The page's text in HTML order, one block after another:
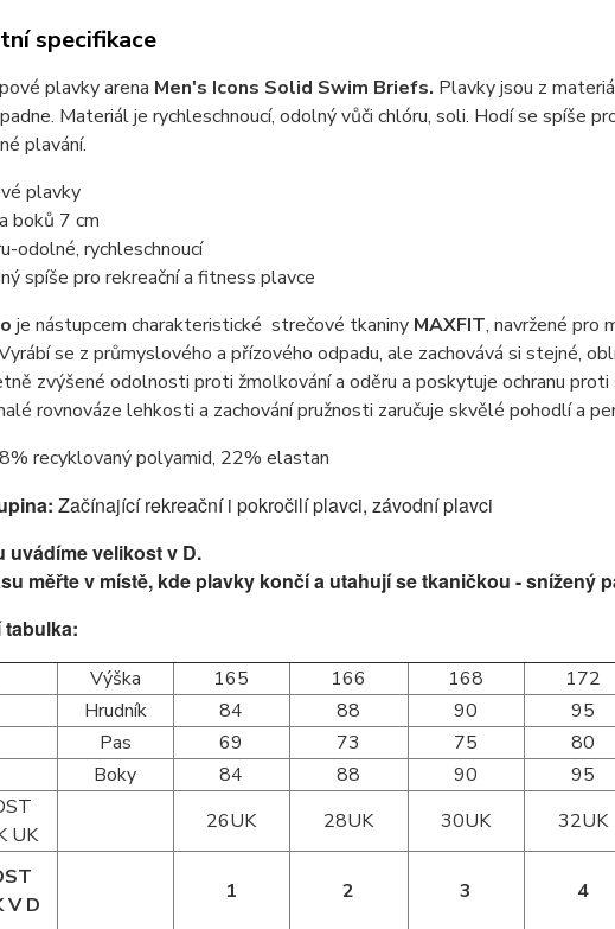
specifikace
plavky arena Men's Icons Solid Swim Briefs. Plavky jsou z
Materiál je rychleschnoucí, odolný vůči chlóru, soli. Hodí se spíše
plavání.
plavky
boků 7 cm
odolné, rychleschnoucí
spíše pro rekreační a fitness plavce
je nástupcem charakteristické strečové tkaniny MAXFIT, navržené pro
se z průmyslového a přízového odpadu, ale zachovává si stejné,
zvýšené odolnosti proti žmolkování a oděru a poskytuje ochranu
rovnováze lehkosti a zachování pružnosti zaručuje skvělé pohodlí a
recyklovaný polyamid, 22% elastan
Začínající rekreační i pokročilí plavci, závodní plavci
uvádíme velikost v D.
měřte v místě, kde plavky končí a utahují se tkaničkou - snížený
Výška 165 166 168 172
Hrudník 84 88 90 95
Pas 69 73 75 80
Boky 84 88 90 95
UK
26UK 28UK 30UK 32UK
V D
1 2 3 4